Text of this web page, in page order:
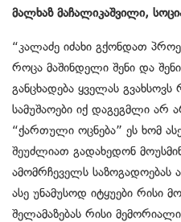
მალხაზ მაჩალიკაშვილი,
“კალაძე იძახი გქონდათ
როცა მაშინდელი შენი და
განცხადება ყველას
სამუშაოები იქ დაგეგმლი არ
“ქართული ოცნება” ეს ხომ
შეუძლიათ გადახედონ
ამომრჩეველს
ასე უნამუსოდ იტყუები რისი
შელამაზებას რისი